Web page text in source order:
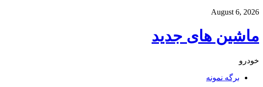
August 6, 2026
ماشین های جدید
خودرو
برگه نمونه